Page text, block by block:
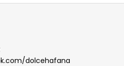
dolcehafana